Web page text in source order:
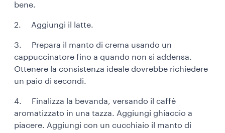
bene.
2. Aggiungi il latte.
3. Prepara il manto di crema usando un
cappuccinatore fino a quando non si addensa.
Ottenere la consistenza ideale dovrebbe richiedere
un paio di secondi.
4. Finalizza la bevanda, versando il caffè
aromatizzato in una tazza. Aggiungi ghiaccio a
piacere. Aggiungi con un cucchiaio il manto di